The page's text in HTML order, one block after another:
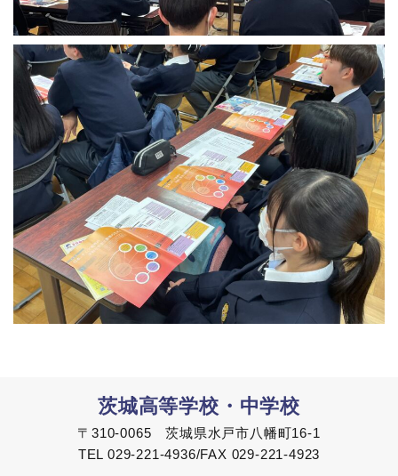
茨城高等学校・中学校
〒310-0065 茨城県水戸市八幡町16-1
TEL 029-221-4936/FAX 029-221-4923